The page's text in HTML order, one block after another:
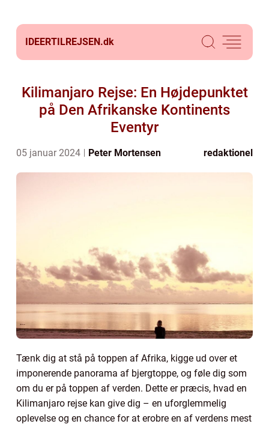
IDEERTILREJSEN.dk
Kilimanjaro Rejse: En Højdepunktet
på Den Afrikanske Kontinents
Eventyr
05 januar 2024 Peter Mortensen redaktionel
Tænk dig at stå på toppen af Afrika, kigge ud over et
imponerende panorama af bjergtoppe, og føle dig som
om du er på toppen af verden. Dette er præcis, hvad en
Kilimanjaro rejse kan give dig – en uforglemmelig
oplevelse og en chance for at erobre en af verdens mest